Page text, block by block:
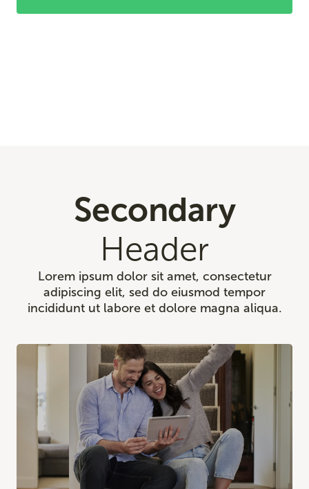
Secondary
Header
Lorem ipsum dolor sit amet, consectetur
adipiscing elit, sed do eiusmod tempor
incididunt ut labore et dolore magna aliqua.